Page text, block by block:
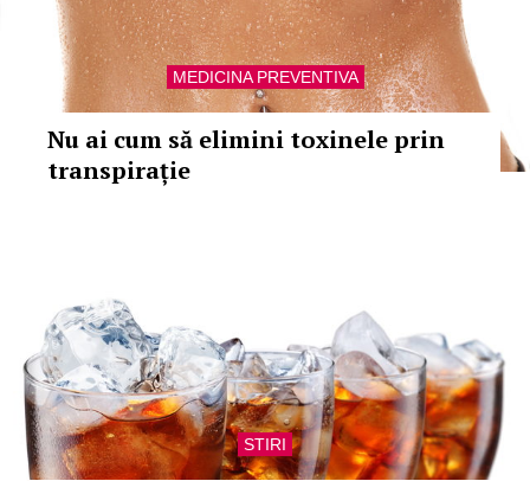
MEDICINA PREVENTIVA
Nu ai cum să elimini toxinele prin
transpirație
STIRI